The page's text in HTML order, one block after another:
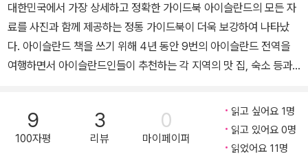
대한민국에서 가장 상세하고 정확한 가이드북 아이슬란드의 모든 자
료를 사진과 함께 제공하는 정통 가이드북이 더욱 보강하여 나타났
다. 아이슬란드 책을 쓰기 위해 4년 동안 9번의 아이슬란드 전역을
여행하면서 아이슬란드인들이 추천하는 각 지역의 맛 집, 숙소 등과
이슬란드를 수도와 근교, 남부, 동부, 북부, 서부피오르드, 하이랜드로
나누고 주제별로 BEST 10으로 제안하고 있다. 아이슬란드에서 여
름에 다녀오는 내륙인 란드만나라우가와 하이랜드 루트에 추가적으
9
100자평
3
리뷰
0
마이페이퍼
읽고 싶어요 1명
읽고 있어요 0명
읽었어요 11명